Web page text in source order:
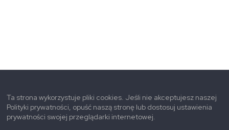
Ta strona wykorzystuje pliki cookies. Jeśli nie akceptujesz naszej
Polityki prywatności, opuść naszą stronę lub dostosuj ustawienia
prywatności swojej przeglądarki internetowej.